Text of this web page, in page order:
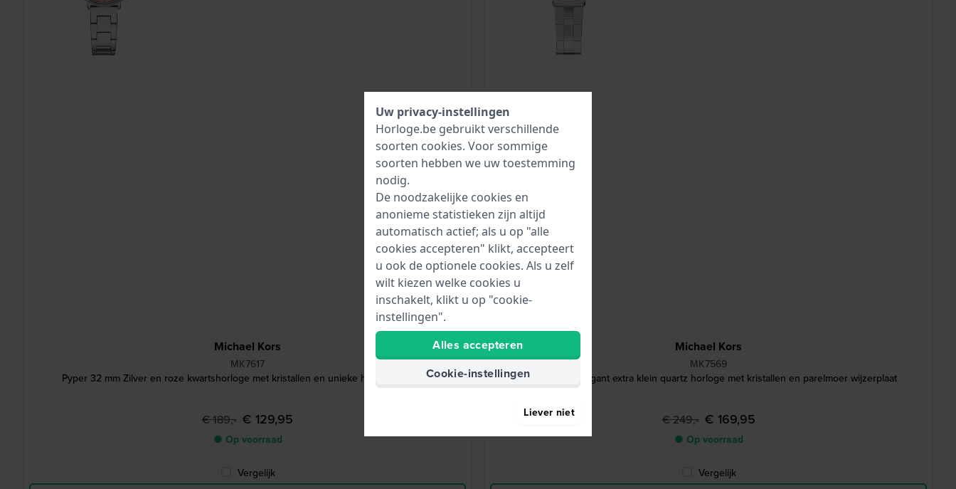
Michael Kors
MK7617
Pyper 32 mm Zilver en roze kwartshorloge met kristallen en unieke hangende kroon
€ 189,- € 129,95
● Op voorraad
Vergelijk
Michael Kors
MK7569
Billie 26 mm Elegant extra klein quartz horloge met kristallen en parelmoer wijzerplaat
€ 249,- € 169,95
● Op voorraad
Vergelijk
Uw privacy-instellingen
Horloge.be gebruikt verschillende
soorten cookies. Voor sommige
soorten hebben we uw toestemming
nodig.
De noodzakelijke cookies en
anonieme statistieken zijn altijd
automatisch actief; als u op "alle
cookies accepteren" klikt, accepteert
u ook de optionele cookies. Als u zelf
wilt kiezen welke cookies u
inschakelt, klikt u op "cookie-
instellingen".
Alles accepteren
Cookie-instellingen
Liever niet